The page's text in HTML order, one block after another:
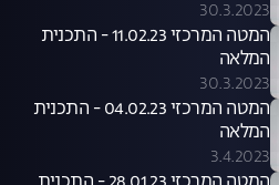
30.3.2023
המטה המרכזי 11.02.23 - התכנית
המלאה
30.3.2023
המטה המרכזי 04.02.23 - התכנית
המלאה
3.4.2023